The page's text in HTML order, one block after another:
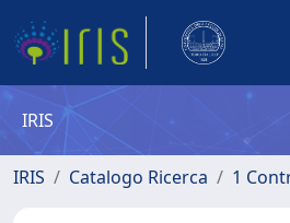
IRIS
IRIS Catalogo Ricerca 1